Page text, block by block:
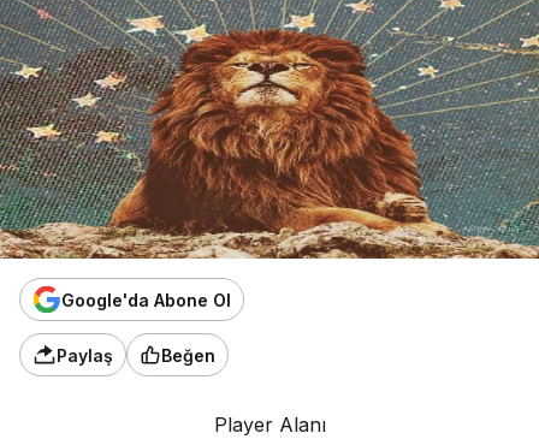
Google'da Abone Ol
Paylaş Beğen
Player Alanı